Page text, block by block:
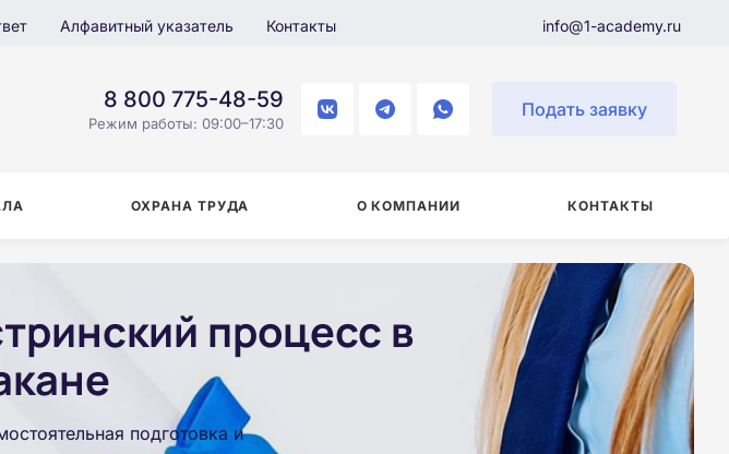
Алфавитный указатель Контакты info@1-academy.ru
8 800 775-48-59
Режим работы: 09:00–17:30
Подать заявку
ОХРАНА ТРУДА О КОМПАНИИ КОНТАКТЫ
процесс в
подготовка и